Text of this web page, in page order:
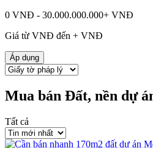
0 VNĐ - 30.000.000.000+ VNĐ
Giá từ VNĐ đến + VNĐ
Áp dụng
Mua bán Đất, nền dự
Tất cả